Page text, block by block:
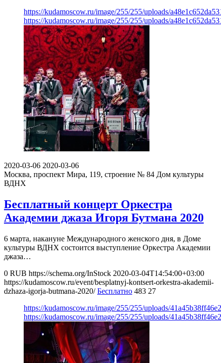
https://kudamoscow.ru/image/255/255/uploads/
https://kudamoscow.ru/image/255/255/uploads/
2020-03-06 2020-03-06
Москва, проспект Мира, 119, строение № 84 Дом культуры
ВДНХ
Бесплатный концерт Оркестра
Академии джаза Игоря Бутмана 2020
6 марта, накануне Международного женского дня, в Доме
культуры ВДНХ состоится выступление Оркестра Академии
джаза…
0 RUB https://schema.org/InStock 2020-03-04T14:54:00+03:00
https://kudamoscow.ru/event/besplatnyj-kontsert-orkestra-akademii-
dzhaza-igorja-butmana-2020/ Бесплатно 483 27
https://kudamoscow.ru/image/255/255/uploads/
https://kudamoscow.ru/image/255/255/uploads/